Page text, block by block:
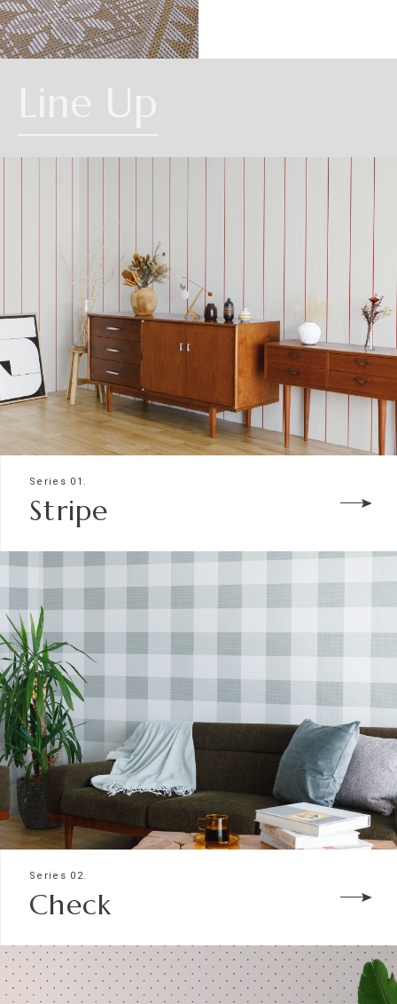
ますのでご注意ください。
また、ご使用される壁面や天井へのリピートサイズの調整をご希望の場合
は、お問い合わせください。
| 4.施工費について |
一般ビニル壁紙と比較して加工難易度が冨いため、施工費が割増しになる場
合があります。あらかじめ商品特性や現場の環境などをご確認の上、商品選
択をお願いします．
それぞれ壁紙との組み合わせで使用できる代表的な下地基材は以下のものに
なります。
※②告示第1400号の厚さが12mm以上の石膏ボード
Line Up
Series 01.
Stripe
Series 02.
Check